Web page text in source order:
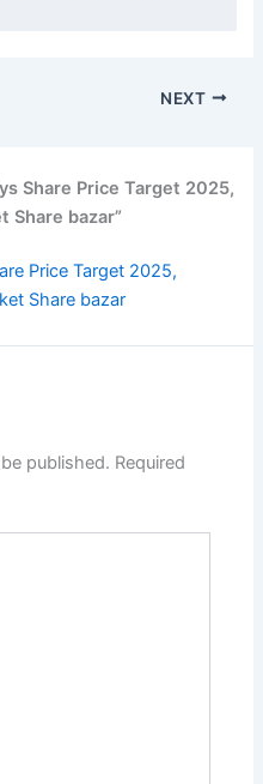
NEXT
Share Price Target 2025,
Share bazar”
Price Target 2025,
Share bazar
published. Required